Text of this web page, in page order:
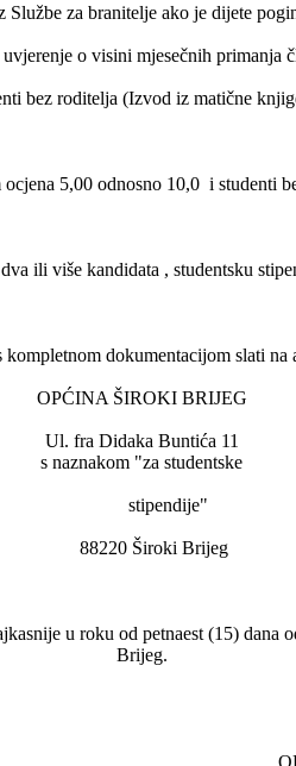
za branitelje ako je dijete
o visini mjesečnih primanja
bez roditelja (Izvod iz matične
5,00 odnosno 10,0 i studenti
više kandidata , studentsku
kompletnom dokumentacijom slati na
OPĆINA ŠIROKI BRIJEG
Ul. fra Didaka Buntića 11
s naznakom "za studentske
stipendije"
88220 Široki Brijeg
u roku od petnaest (15) dana
Brijeg.